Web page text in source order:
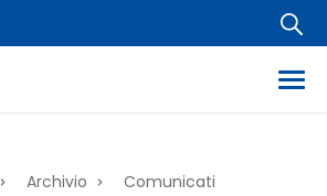
Archivio Comunicati